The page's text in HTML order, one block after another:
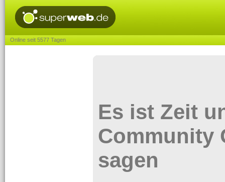
Online seit 5577 Tagen
Es ist Zeit
Community
sagen